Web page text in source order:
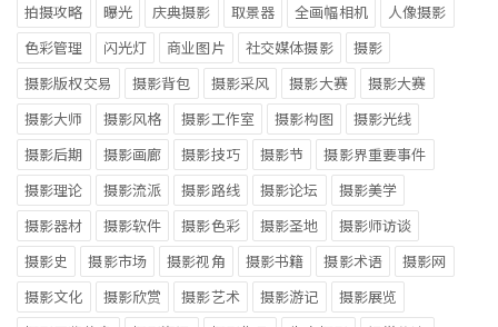
拍摄攻略
曝光 庆典摄影 取景器 全画幅相机
人像摄影
色彩管理
闪光灯 商业图片 社交媒体摄影
摄影
摄影版权交易
摄影背包 摄影采风 摄影大赛
摄影大赛
摄影大师
摄影风格 摄影工作室 摄影构图
摄影光线
摄影后期
摄影画廊 摄影技巧 摄影节
摄影界重要事件
摄影理论
摄影流派 摄影路线 摄影论坛
摄影美学
摄影器材
摄影软件 摄影色彩 摄影圣地
摄影师访谈
摄影史
摄影市场 摄影视角 摄影书籍 摄影术语
摄影网
摄影文化
摄影欣赏 摄影艺术 摄影游记
摄影展览